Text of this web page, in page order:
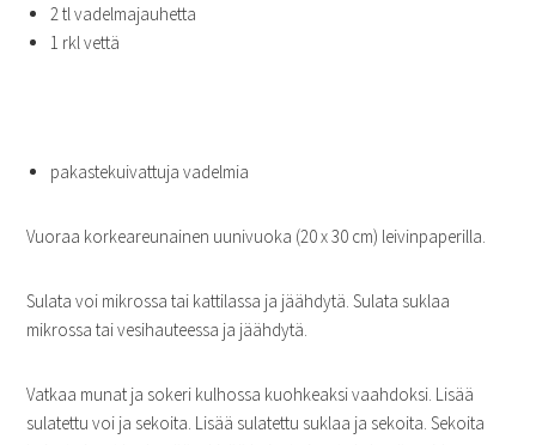
2 tl vadelmajauhetta
1 rkl vettä
pakastekuivattuja vadelmia
Vuoraa korkeareunainen uunivuoka (20 x 30 cm) leivinpaperilla.
Sulata voi mikrossa tai kattilassa ja jäähdytä. Sulata suklaa
mikrossa tai vesihauteessa ja jäähdytä.
Vatkaa munat ja sokeri kulhossa kuohkeaksi vaahdoksi. Lisää
sulatettu voi ja sekoita. Lisää sulatettu suklaa ja sekoita. Sekoita